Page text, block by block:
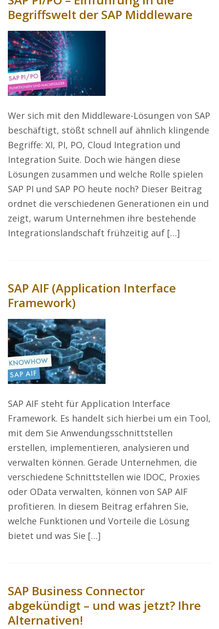
Begriffswelt der SAP Middleware
Wer sich mit den Middleware-Lösungen von SAP
beschäftigt, stößt schnell auf ähnlich klingende
Begriffe: XI, PI, PO, Cloud Integration und
Integration Suite. Doch wie hängen diese
Lösungen zusammen und welche Rolle spielen
SAP PI und SAP PO heute noch? Dieser Beitrag
ordnet die verschiedenen Generationen ein und
zeigt, warum Unternehmen ihre bestehende
Integrationslandschaft frühzeitig auf […]
SAP AIF (Application Interface
Framework)
SAP AIF steht für Application Interface
Framework. Es handelt sich hierbei um ein Tool,
mit dem Sie Anwendungsschnittstellen
erstellen, implementieren, analysieren und
verwalten können. Gerade Unternehmen, die
verschiedene Schnittstellen wie IDOC, Proxies
oder OData verwalten, können von SAP AIF
profitieren. In diesem Beitrag erfahren Sie,
welche Funktionen und Vorteile die Lösung
bietet und was Sie […]
SAP Business Connector
abgekündigt – und was jetzt? Ihre
Alternativen!